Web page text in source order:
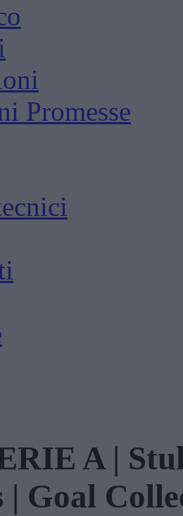
Promesse
A |
| Goal